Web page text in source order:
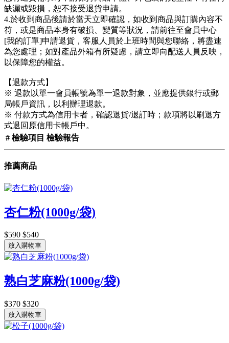
缺漏或毀損，恕不接受退貨申請。
4.於收到商品後請於當天立即確認，如收到商品與訂購內容不
符，或是商品本身有破損、變質等狀況，請前往至會員中心
[我的訂單]申請退貨，客服人員於上班時間與您聯絡，將盡速
為您處理；如對產品外箱有所疑慮，請立即向配送人員反映，
以保障您的權益。
【退款方式】
※ 退款以單一會員帳號為單一退款對象，並應提供銀行或郵
局帳戶資訊，以利辦理退款。
※ 付款方式為信用卡者，確認退貨/退訂時；款項將以刷退方
式退回原信用卡帳戶中。
# 檢驗項目 檢驗報告
推薦商品
杏仁粉(1000g/袋)
$590 $540
放入購物車
熟白芝麻粉(1000g/袋)
$370 $320
放入購物車